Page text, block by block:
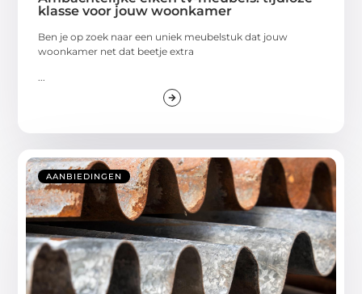
klasse voor jouw woonkamer
Ben je op zoek naar een uniek meubelstuk dat jouw
woonkamer net dat beetje extra
...
AANBIEDINGEN